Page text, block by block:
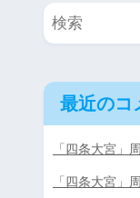
最近のコ
「四条大宮」
「四条大宮」